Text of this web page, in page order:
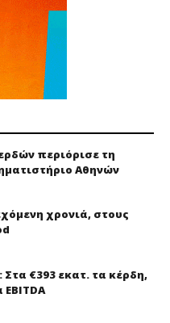
περιόρισε τη
Αθηνών
χρονιά, στους
Στα €393 εκατ. τα κέρδη,